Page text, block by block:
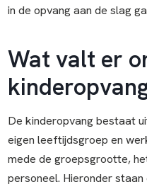
in de opvang aan de slag
Wat valt er
De kinderopvang bestaat
eigen leeftijdsgroep en
mede de groepsgrootte,
personeel. Hieronder